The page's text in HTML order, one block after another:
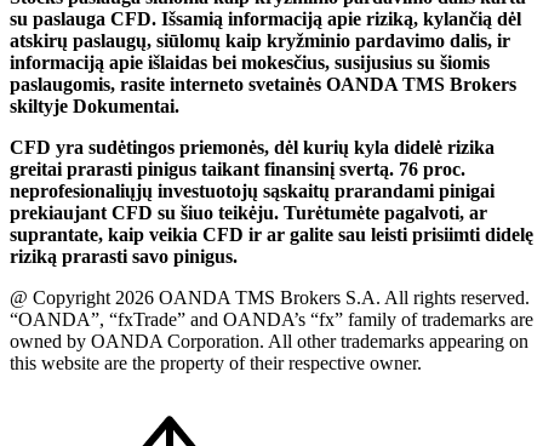
su paslauga CFD. Išsamią informaciją apie riziką, kylančią dėl
atskirų paslaugų, siūlomų kaip kryžminio pardavimo dalis, ir
informaciją apie išlaidas bei mokesčius, susijusius su šiomis
paslaugomis, rasite interneto svetainės OANDA TMS Brokers
skiltyje Dokumentai.
CFD yra sudėtingos priemonės, dėl kurių kyla didelė rizika
greitai prarasti pinigus taikant finansinį svertą. 76 proc.
neprofesionaliųjų investuotojų sąskaitų prarandami pinigai
prekiaujant CFD su šiuo teikėju. Turėtumėte pagalvoti, ar
suprantate, kaip veikia CFD ir ar galite sau leisti prisiimti didelę
riziką prarasti savo pinigus.
@ Copyright 2026 OANDA TMS Brokers S.A. All rights reserved.
“OANDA”, “fxTrade” and OANDA’s “fx” family of trademarks are
owned by OANDA Corporation. All other trademarks appearing on
this website are the property of their respective owner.